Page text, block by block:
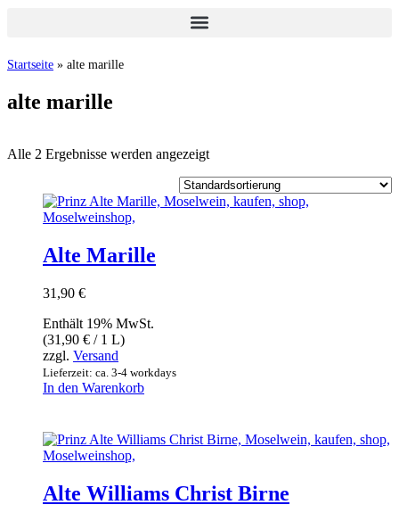
Startseite » alte marille
alte marille
Alle 2 Ergebnisse werden angezeigt
Alte Marille
31,90 €
Enthält 19% MwSt.
(31,90 € / 1 L)
zzgl. Versand
Lieferzeit: ca. 3-4 workdays
In den Warenkorb
Alte Williams Christ Birne